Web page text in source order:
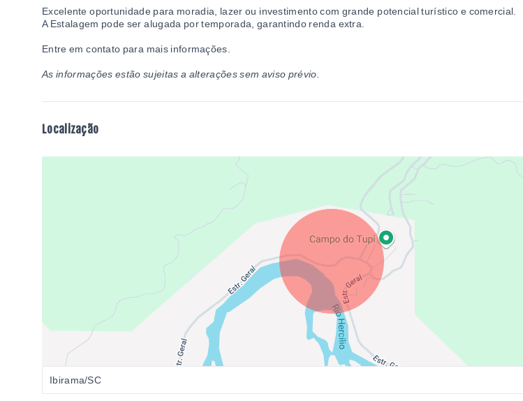
Excelente oportunidade para moradia, lazer ou investimento com grande potencial turístico e comercial.
A Estalagem pode ser alugada por temporada, garantindo renda extra.
Entre em contato para mais informações.
As informações estão sujeitas a alterações sem aviso prévio.
Localização
Ibirama/SC